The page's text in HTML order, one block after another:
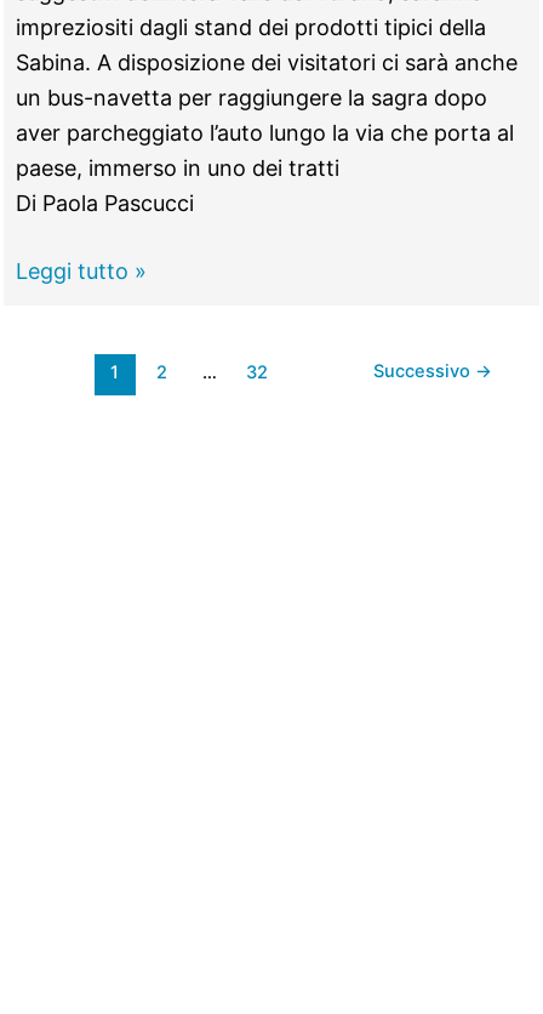
impreziositi dagli stand dei prodotti tipici della
Sabina. A disposizione dei visitatori ci sarà anche
un bus-navetta per raggiungere la sagra dopo
aver parcheggiato l’auto lungo la via che porta al
paese, immerso in uno dei tratti
Di Paola Pascucci
Paganico
Leggi tutto »
1 2 … 32 Successivo →